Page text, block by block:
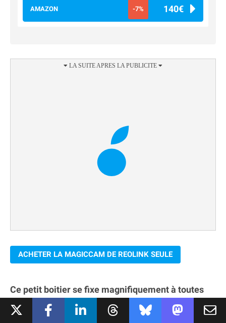
AMAZON -7% 140€
ACHETER LA MAGICCAM DE REOLINK SEULE
Ce petit boitier se fixe magnifiquement à toutes
les surfaces métalliques, ce qui permet de la
déplacer rapidement, sans devoir percer ! Alors, on